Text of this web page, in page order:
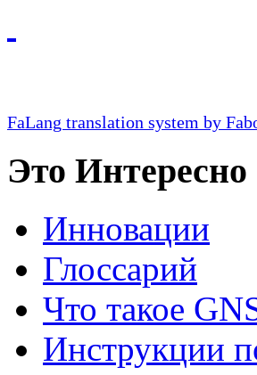
FaLang translation system by
Это Интересно
Инновации
Глосcарий
Что такое
Инструкции